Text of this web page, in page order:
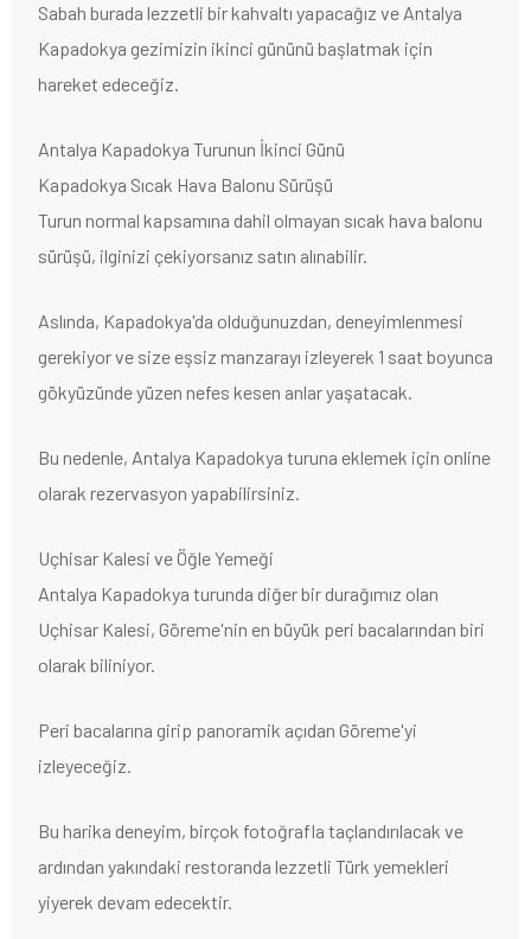
Sabah burada lezzetli bir kahvaltı yapacağız ve Antalya
Kapadokya gezimizin ikinci gününü başlatmak için
hareket edeceğiz.
Antalya Kapadokya Turunun İkinci Günü
Kapadokya Sıcak Hava Balonu Sürüşü
Turun normal kapsamına dahil olmayan sıcak hava balonu
sürüşü, ilginizi çekiyorsanız satın alınabilir.
Aslında, Kapadokya'da olduğunuzdan, deneyimlenmesi
gerekiyor ve size eşsiz manzarayı izleyerek 1 saat boyunca
gökyüzünde yüzen nefes kesen anlar yaşatacak.
Bu nedenle, Antalya Kapadokya turuna eklemek için online
olarak rezervasyon yapabilirsiniz.
Uçhisar Kalesi ve Öğle Yemeği
Antalya Kapadokya turunda diğer bir durağımız olan
Uçhisar Kalesi, Göreme'nin en büyük peri bacalarından biri
olarak biliniyor.
Peri bacalarına girip panoramik açıdan Göreme'yi
izleyeceğiz.
Bu harika deneyim, birçok fotoğrafla taçlandırılacak ve
ardından yakındaki restoranda lezzetli Türk yemekleri
yiyerek devam edecektir.